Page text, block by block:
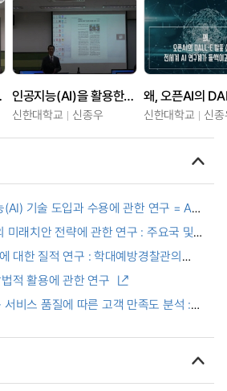
1일차 인공지능(AI)을 활용한 하이브리드 교수법 2일차
신한대학교 신종우 신한대학교 신
(AI) 기술 도입과 수용에 관한 연구 = A
and Acceptance of AI Technology
미래치안 전략에 관한 연구 : 주요국 및
비교를 중심으로
대한 질적 연구 : 학대예방경찰관의
으로 = A Qualitative Study on the AI Pol-
on Post-Monitoring by Anti-
(APOs)
적 활용에 관한 연구
비스 품질에 따른 고객 만족도 분석 :
the Service Quality of Police Traffic